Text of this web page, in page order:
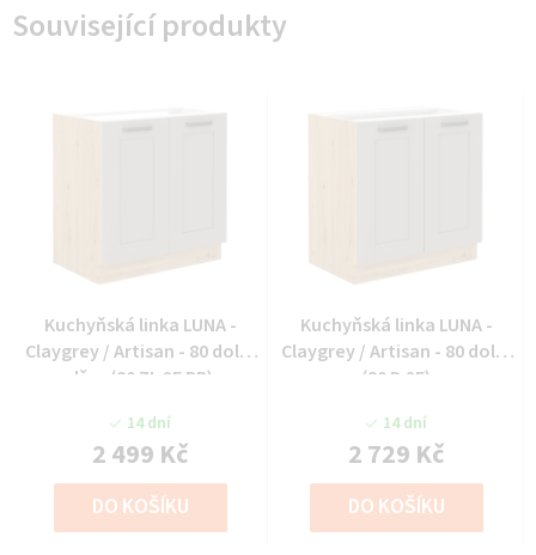
Související produkty
Kuchyňská linka LUNA -
Claygrey / Artisan - 80 dolní
dřez (80 ZL 2F BB)
14 dní
2 499 Kč
DO KOŠÍKU
Kuchyňská linka LUNA -
Claygrey / Artisan - 80 dolní
(80 D 2F)
14 dní
2 729 Kč
DO KOŠÍKU